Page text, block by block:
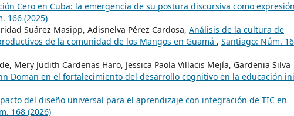
Cero en Cuba: la emergencia de su postura discursiva como
166 (2025)
Suárez Masipp, Adisnelva Pérez Cardosa, Análisis de la cultura de
de la comunidad de los Mangos en Guamá , Santiago: Núm.
Mery Judith Cardenas Haro, Jessica Paola Villacis Mejía, Gardenia Silva
Doman en el fortalecimiento del desarrollo cognitivo en la educación
del diseño universal para el aprendizaje con integración de TIC en
168 (2026)